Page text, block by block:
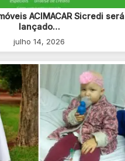
ACIMACAR Sicredi será
lançado…
julho 14, 2026